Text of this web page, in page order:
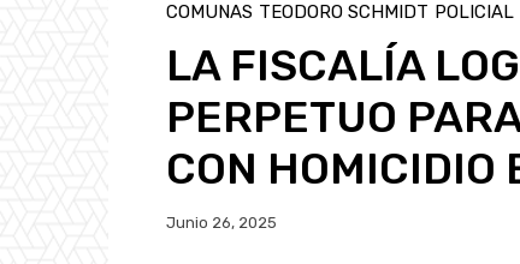
COMUNAS TEODORO SCHMIDT POLICIAL
LA FISCALÍA
PERPETUO
CON HOMICIDIO
Junio 26, 2025